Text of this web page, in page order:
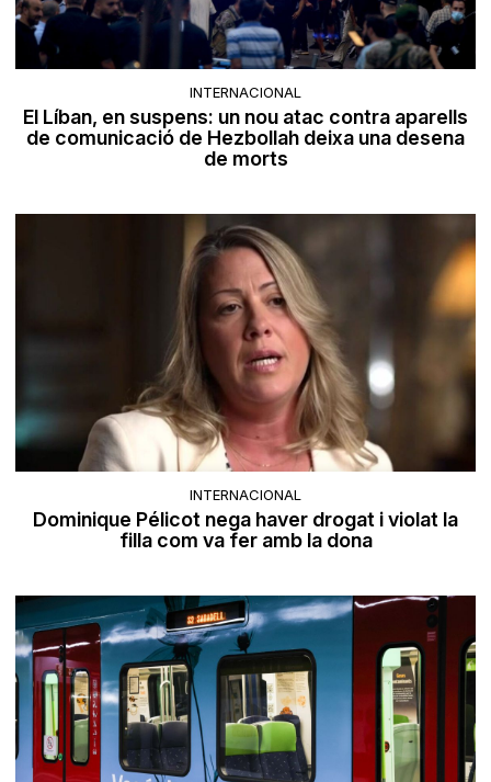
INTERNACIONAL
El Líban, en suspens: un nou atac contra aparells
de comunicació de Hezbollah deixa una desena
de morts
INTERNACIONAL
Dominique Pélicot nega haver drogat i violat la
filla com va fer amb la dona